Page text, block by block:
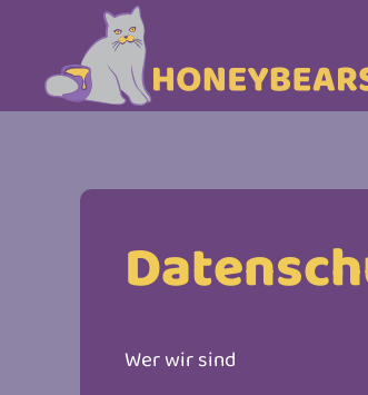
Skip to main content
Wer wir sind